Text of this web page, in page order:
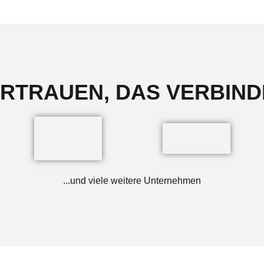
DAS
...und viele weitere Unternehmen